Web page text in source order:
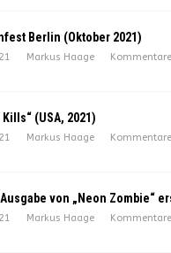
Berlin (Oktober 2021)
Markus Haage
(USA, 2021)
Markus Haage
von „Neon Zombie“
Markus Haage